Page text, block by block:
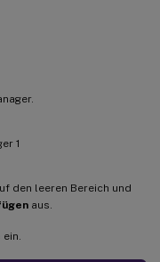
den leeren Bereich und
aus.
ein.